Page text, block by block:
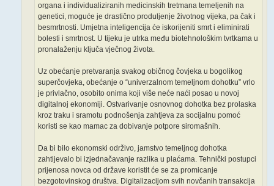
organa i individualiziranih medicinskih tretmana temeljenih na
genetici, moguće je drastično produljenje životnog vijeka, pa čak i
besmrtnosti. Umjetna inteligencija će iskorijeniti smrt i eliminirati
bolesti i smrtnost. U tijeku je utrka među biotehnološkim tvrtkama u
pronalaženju ključa vječnog života.
Uz obećanje pretvaranja svakog običnog čovjeka u bogolikog
superčovjeka, obećanje o “univerzalnom temeljnom dohotku” vrlo
je privlačno, osobito onima koji više neće naći posao u novoj
digitalnoj ekonomiji. Ostvarivanje osnovnog dohotka bez prolaska
kroz traku i sramotu podnošenja zahtjeva za socijalnu pomoć
koristi se kao mamac za dobivanje potpore siromašnih.
Da bi bilo ekonomski održivo, jamstvo temeljnog dohotka
zahtijevalo bi izjednačavanje razlika u plaćama. Tehnički postupci
prijenosa novca od države koristit će se za promicanje
bezgotovinskog društva. Digitalizacijom svih novčanih transakcija